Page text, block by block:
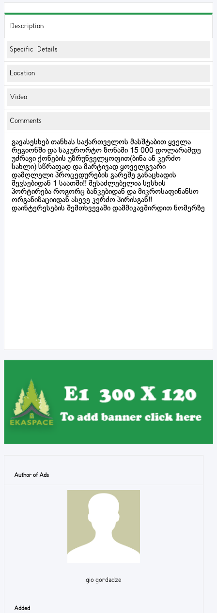
Description
Specific Details
Location
Video
Comments
გავასესხებ თანხას საქართველოს მასშტაბით ყველა
რეგიონში და საკურორტო ზონაში 15 000 დოლარამდე
უძრავი ქონების უზრუნველყოფით(ბინა ან კერძო
სახლი) სწრაფად და მარტივად ყოველგვარი
დამღლელი პროცედურების გარეშე განაცხადის
შევსებიდან 1 საათში!! შესაძლებელია სესხის
პორტირება როგორც ბანკებიდან და მიკროსაფინანსო
ორგანიზაციიდან ასევე კერძო პირისგან!!
დაინტერესების შემთხვევაში დამმიკავშირდით ნომერზე
Author of Ads
gio gordadze
Added